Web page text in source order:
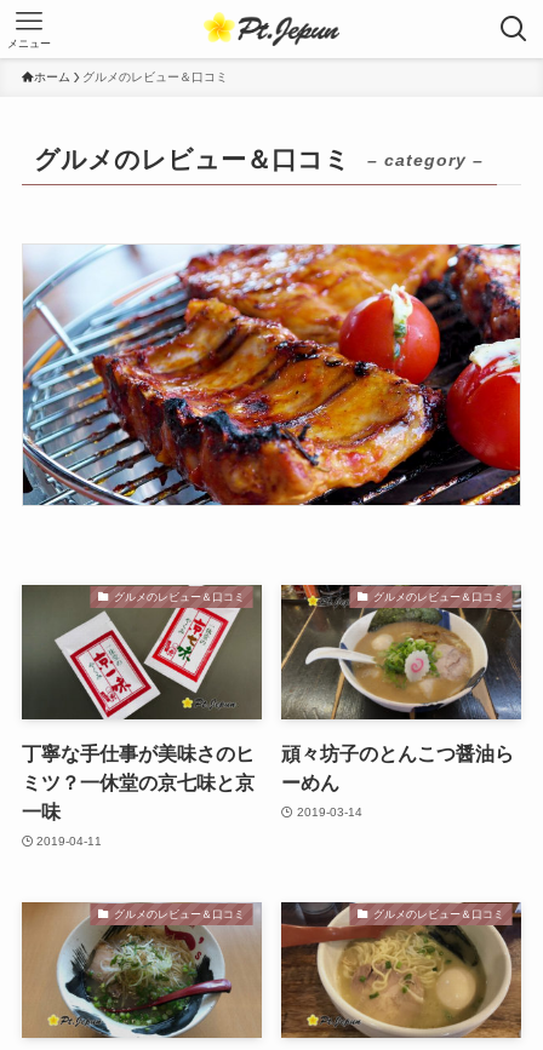
メニュー
ホーム グルメのレビュー＆口コミ
グルメのレビュー＆口コミ – category –
グルメのレビュー＆口コミ
丁寧な手仕事が美味さのヒ
ミツ？一休堂の京七味と京
一味
2019-04-11
グルメのレビュー＆口コミ
頑々坊子のとんこつ醤油ら
ーめん
2019-03-14
グルメのレビュー＆口コミ グルメのレビュー＆口コミ